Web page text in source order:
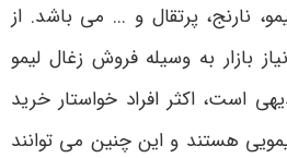
نارنج، پرتقال و ... می باشد. از
بازار به وسیله فروش زغال لیمو
است، اکثر افراد خواستار خرید
هستند و این چنین می توانند